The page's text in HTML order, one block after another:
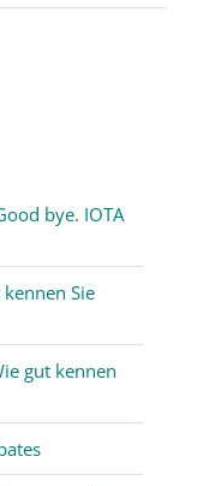
Welten
bye. IOTA
Sie
gut kennen